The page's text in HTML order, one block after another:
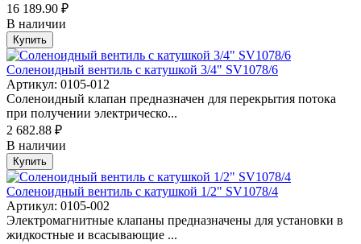
16 189.90 ₽
В наличии
Купить
Соленоидный вентиль с катушкой 3/4" SV1078/6
Артикул: 0105-012
Соленоидный клапан предназначен для перекрытия потока
при получении электрическо...
2 682.88 ₽
В наличии
Купить
Соленоидный вентиль с катушкой 1/2" SV1078/4
Артикул: 0105-002
Электромагнитные клапаны предназначены для установки в
жидкостные и всасывающие ...